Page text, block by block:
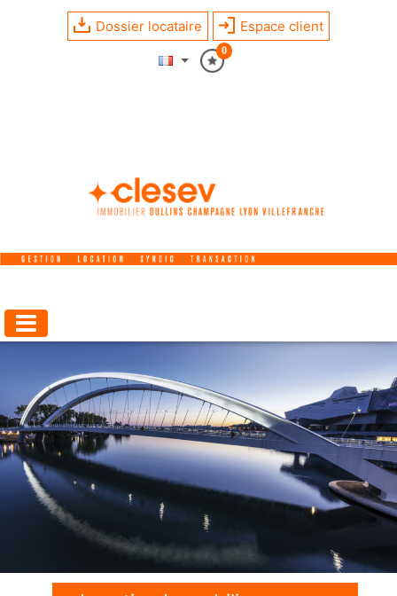
Dossier locataire Espace client
0